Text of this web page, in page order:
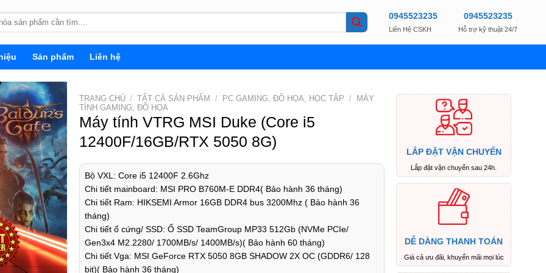
0945523235
Liên Hệ CSKH
0945523235
Hỗ trợ kỹ thuật 24/7
Sản phẩm Liên hệ
TRANG CHỦ / TẤT CẢ SẢN PHẨM / PC GAMING, ĐỒ HỌA, HỌC TẬP /
MÁY
TÍNH GAMING, ĐỒ HỌA
Máy tính VTRG MSI Duke (Core i5
12400F/16GB/RTX 5050 8G)
Bộ VXL: Core i5 12400F 2.6Ghz
Chi tiết mainboard: MSI PRO B760M-E DDR4( Bảo hành 36 tháng)
Chi tiết Ram: HIKSEMI Armor 16GB DDR4 bus 3200Mhz ( Bảo hành 36
tháng)
Chi tiết ổ cứng/ SSD: Ổ SSD TeamGroup MP33 512Gb (NVMe PCIe/
Gen3x4 M2.2280/ 1700MB/s/ 1400MB/s)( Bảo hành 60 tháng)
Chi tiết Vga: MSI GeForce RTX 5050 8GB SHADOW 2X OC (GDDR6/ 128
bit)( Bảo hành 36 tháng)
LẮP ĐẶT VẬN CHUYỂN
Lắp đặt vận chuyển sau 24h.
DỄ DÀNG THANH TOÁN
Giá cả ưu đãi, khuyến mãi mọi lúc